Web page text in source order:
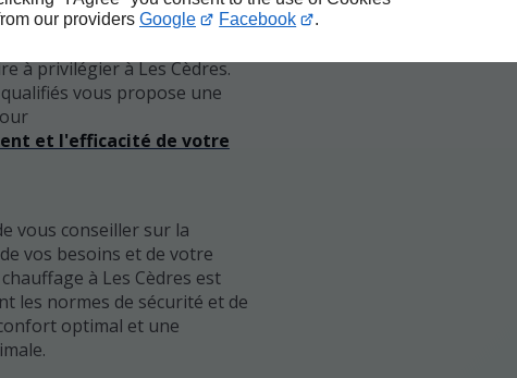
our providers Google Facebook .
Climatisation Chauffage
à privilégier à Les Cèdres.
vous propose une
et l'efficacité de votre
vous conseiller sur la
vos besoins et de votre
à Les Cèdres est
les normes de sécurité et de
optimal et une